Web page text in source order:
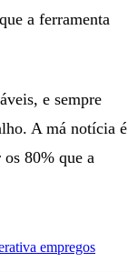
a ferramenta
e sempre
A má notícia é
80% que a
empregos